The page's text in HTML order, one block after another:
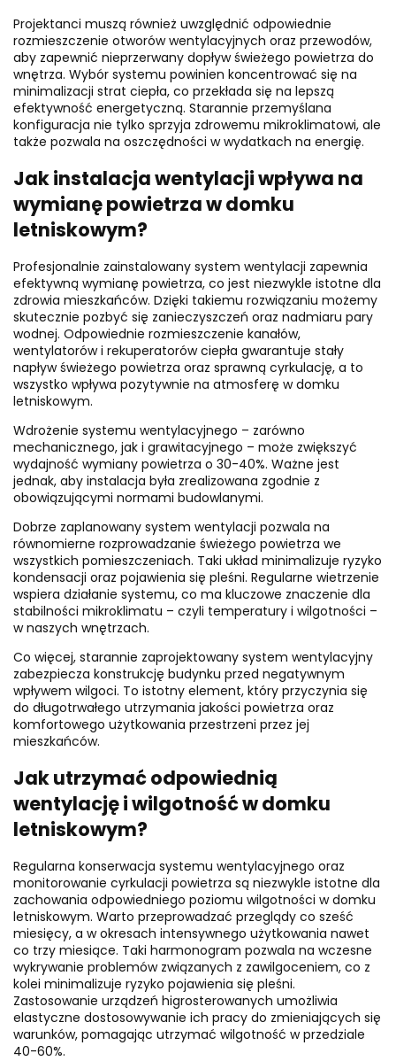
Projektanci muszą również uwzględnić odpowiednie
rozmieszczenie otworów wentylacyjnych oraz przewodów,
aby zapewnić nieprzerwany dopływ świeżego powietrza do
wnętrza. Wybór systemu powinien koncentrować się na
minimalizacji strat ciepła, co przekłada się na lepszą
efektywność energetyczną. Starannie przemyślana
konfiguracja nie tylko sprzyja zdrowemu mikroklimatowi, ale
także pozwala na oszczędności w wydatkach na energię.
Jak instalacja wentylacji wpływa na
wymianę powietrza w domku
letniskowym?
Profesjonalnie zainstalowany system wentylacji zapewnia
efektywną wymianę powietrza, co jest niezwykle istotne dla
zdrowia mieszkańców. Dzięki takiemu rozwiązaniu możemy
skutecznie pozbyć się zanieczyszczeń oraz nadmiaru pary
wodnej. Odpowiednie rozmieszczenie kanałów,
wentylatorów i rekuperatorów ciepła gwarantuje stały
napływ świeżego powietrza oraz sprawną cyrkulację, a to
wszystko wpływa pozytywnie na atmosferę w domku
letniskowym.
Wdrożenie systemu wentylacyjnego – zarówno
mechanicznego, jak i grawitacyjnego – może zwiększyć
wydajność wymiany powietrza o 30-40%. Ważne jest
jednak, aby instalacja była zrealizowana zgodnie z
obowiązującymi normami budowlanymi.
Dobrze zaplanowany system wentylacji pozwala na
równomierne rozprowadzanie świeżego powietrza we
wszystkich pomieszczeniach. Taki układ minimalizuje ryzyko
kondensacji oraz pojawienia się pleśni. Regularne wietrzenie
wspiera działanie systemu, co ma kluczowe znaczenie dla
stabilności mikroklimatu – czyli temperatury i wilgotności –
w naszych wnętrzach.
Co więcej, starannie zaprojektowany system wentylacyjny
zabezpiecza konstrukcję budynku przed negatywnym
wpływem wilgoci. To istotny element, który przyczynia się
do długotrwałego utrzymania jakości powietrza oraz
komfortowego użytkowania przestrzeni przez jej
mieszkańców.
Jak utrzymać odpowiednią
wentylację i wilgotność w domku
letniskowym?
Regularna konserwacja systemu wentylacyjnego oraz
monitorowanie cyrkulacji powietrza są niezwykle istotne dla
zachowania odpowiedniego poziomu wilgotności w domku
letniskowym. Warto przeprowadzać przeglądy co sześć
miesięcy, a w okresach intensywnego użytkowania nawet
co trzy miesiące. Taki harmonogram pozwala na wczesne
wykrywanie problemów związanych z zawilgoceniem, co z
kolei minimalizuje ryzyko pojawienia się pleśni.
Zastosowanie urządzeń higrosterowanych umożliwia
elastyczne dostosowywanie ich pracy do zmieniających się
warunków, pomagając utrzymać wilgotność w przedziale
40-60%.